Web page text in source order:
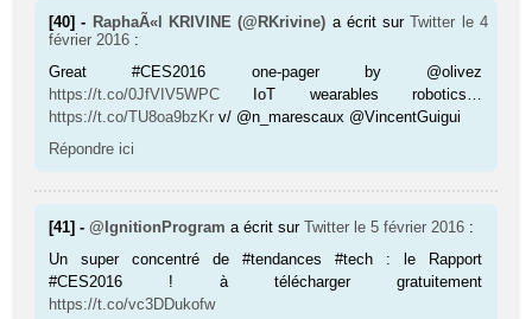
[40] - RaphaÃ«l KRIVINE (@RKrivine) a écrit surTwitter le 4
février 2016 :
Great #CES2016 one-pager by @olivez
https://t.co/0JfVIV5WPC IoT wearables robotics…
https://t.co/TU8oa9bzKr v/ @n_marescaux @VincentGuigui
Répondre ici
[41] -@IgnitionProgram a écrit surTwitter le 5 février 2016 :
Un super concentré de #tendances #tech : le Rapport
#CES2016 ! à télécharger gratuitement
https://t.co/vc3DDukofw